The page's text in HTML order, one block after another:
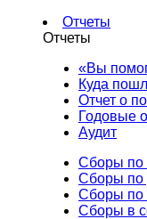
Отчеты
Отчеты
«Вы
Куда
Отчет о
Годовые
Аудит
Сборы по
Сборы по
Сборы по
Сборы в